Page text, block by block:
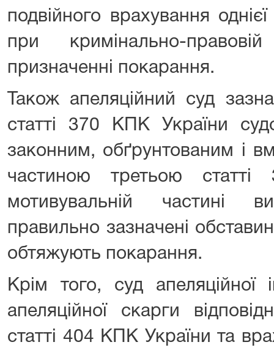
подвійного врахування
при кримінально-
призначенні покарання.
Також апеляційний суд
статті 370 КПК України
законним, обґрунтованим і
частиною третьою
мотивувальній частині
правильно зазначені
обтяжують покарання.
Крім того, суд апеляційної
апеляційної скарги
статті 404 КПК України та